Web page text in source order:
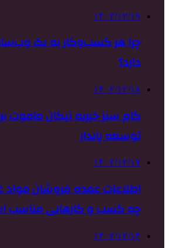
۱۴۰۲/۱۲/۱۹
چرا هر کسب‌وکار به یک
دارد؟
۱۴۰۲/۱۲/۱۸
گام سبز خیریه نیکان ماموت
توسعه پایدار
۱۴۰۲/۱۲/۱۷
اطلاعات عمده فروشان مواد
چه کسب و کارهایی مناسب
۱۴۰۲/۱۲/۱۴